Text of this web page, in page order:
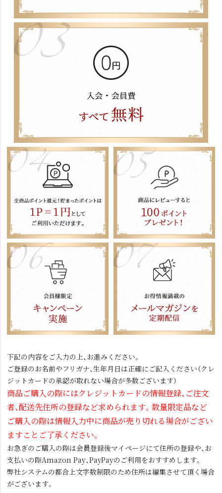
下記の内容をご入力の上、お進みください。
ご登録のお名前やフリガナ、生年月日は正確にご記入ください（クレ
ジットカードの承認が取れない場合が多数ございます）
商品ご購入の際にはクレジットカードの情報登録、ご注文
者、配送先住所の登録など求められます。数量限定品など
ご購入の際は情報入力中に商品が売り切れる場合がござい
ますことご了承ください。
お急ぎのご購入の際は会員登録後マイページにて住所の登録や、お
支払いの際Amazon Pay、PayPayのご利用をおすすめします。
弊社システムの都合上文字数制限のため住所は編集させて頂く場合
がございます。